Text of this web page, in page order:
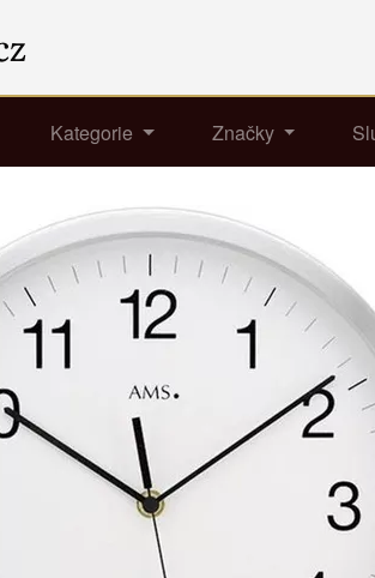
Kategorie Značky